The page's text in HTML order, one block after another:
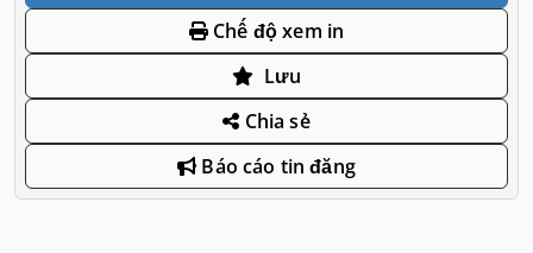
Chế độ xem in
Lưu
Chia sẻ
Báo cáo tin đăng